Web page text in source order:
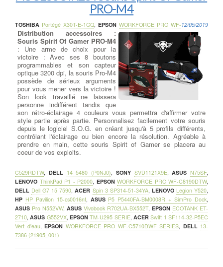
PRO-M4
12/05/2019
Distribution accessoires :
Souris Spirit Of Gamer PRO-M4
: Une arme de choix pour la
victoire : Avec ses 8 boutons
programmables et son capteur
optique 3200 dpi, la souris Pro-M4
possède de sérieux arguments
pour vous mener vers la victoire !
Son look travaillé ne laissera
personne indifférent tandis que
son rétro-éclairage 4 couleurs vous permettra d'affirmer votre
style partie après partie. Personnalisez facilement votre souris
depuis le logiciel S.O.G. en créant jusqu'à 5 profils différents,
contrôlant l'éclairage ou bien encore la résolution. Agréable à
prendre en main, cette souris Spirit of Gamer se placera au
coeur de vos exploits.
TOSHIBA Portégé X30T-E-1GQ, EPSON WORKFORCE PRO WF-
C529RDTW, DELL 14 5480 (P0NJ0), SONY SVD1121X9E,ASUS N75SF,
LENOVO ThinkPad P1 - P2000, EPSON WORKFORCE PRO WF-C8190DTW,
DELL Dell G7 15 7590,ACER Spin 3 SP314-51-34YA, LENOVO Legion Y520,
HP HP Pavilion 15-cs0016nf, ASUS P5 P5440FA-BM0008R + SimPro Dock,
ASUS Pro N552VW, ASUS Vivobook R702UA-BX552T, EPSON ECOTANK ET-
2710,ASUS G552VX,EPSON TM-U295 SERIE,ACER Swift 1 SF114-32-P5EC
Vert d'eau, EPSON WORKFORCE PRO WF-C5710DWF SERIES, DELL 13-
7386 (21905_001)